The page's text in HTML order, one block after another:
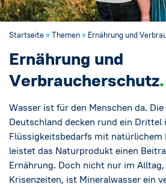
Veranstaltungen
Presse
Mineralwasser-Fakten
Social Media
Impressum
Cookie-Einstellungen
Startseite» Themen» Ernährung und
Ernährung und
Verbraucherschutz
Wasser ist für den Menschen da.
Deutschland decken rund ein Drittel
Flüssigkeitsbedarfs mit natürlichem
leistet das Naturprodukt einen
Ernährung. Doch nicht nur im
Krisenzeiten, ist Mineralwasser ein